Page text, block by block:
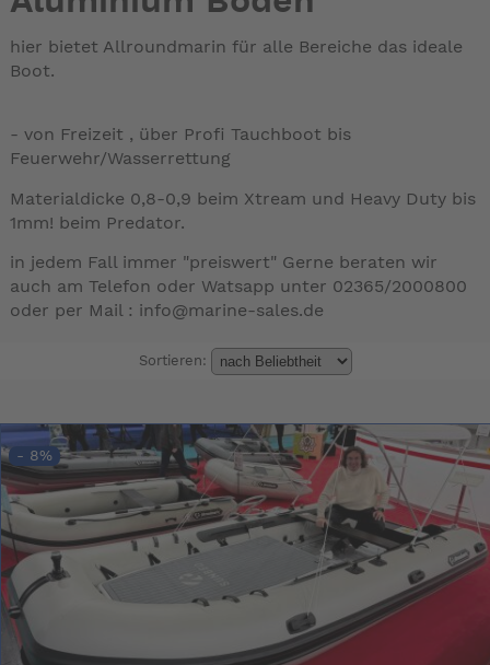
hier bietet Allroundmarin für alle Bereiche das ideale
Boot.
- von Freizeit , über Profi Tauchboot bis
Feuerwehr/Wasserrettung
Materialdicke 0,8-0,9 beim Xtream und Heavy Duty bis
1mm! beim Predator.
in jedem Fall immer "preiswert" Gerne beraten wir
auch am Telefon oder Watsapp unter 02365/2000800
oder per Mail : info@marine-sales.de
Sortieren:
- 8%